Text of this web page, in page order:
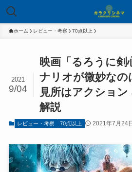
ホーム レビュー・考察 70点以上
映画「るろうに剣
ナリオが微妙なの
見所はアクション
解説
2021
9/04
レビュー・考察 70点以上 2021年7月24日